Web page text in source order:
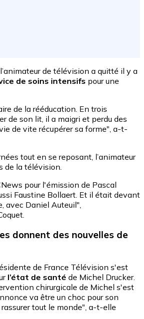
de télévision a quitté il y a
de soins intensifs pour une
de la rééducation. En trois
de son lit, il a maigri et perdu des
de vite récupérer sa forme", a-t-
tout en se reposant, l’animateur
de la télévision.
pour l'émission de Pascal
Faustine Bollaert. Et il était devant
avec Daniel Auteuil",
donnent des nouvelles de
de France Télévision s'est
l’état de santé de Michel Drucker.
chirurgicale de Michel s'est
va être un choc pour son
tout le monde", a-t-elle